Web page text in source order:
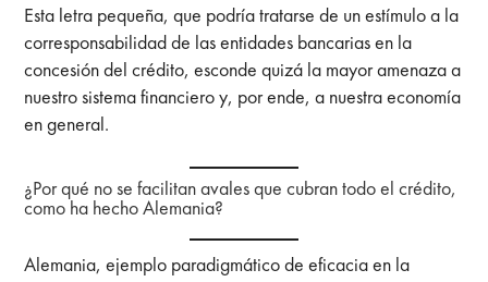
Esta letra pequeña, que podría tratarse de un estímulo a la
corresponsabilidad de las entidades bancarias en la
concesión del crédito, esconde quizá la mayor amenaza a
nuestro sistema financiero y, por ende, a nuestra economía
en general.
¿Por qué no se facilitan avales que cubran todo el crédito,
como ha hecho Alemania?
Alemania, ejemplo paradigmático de eficacia en la